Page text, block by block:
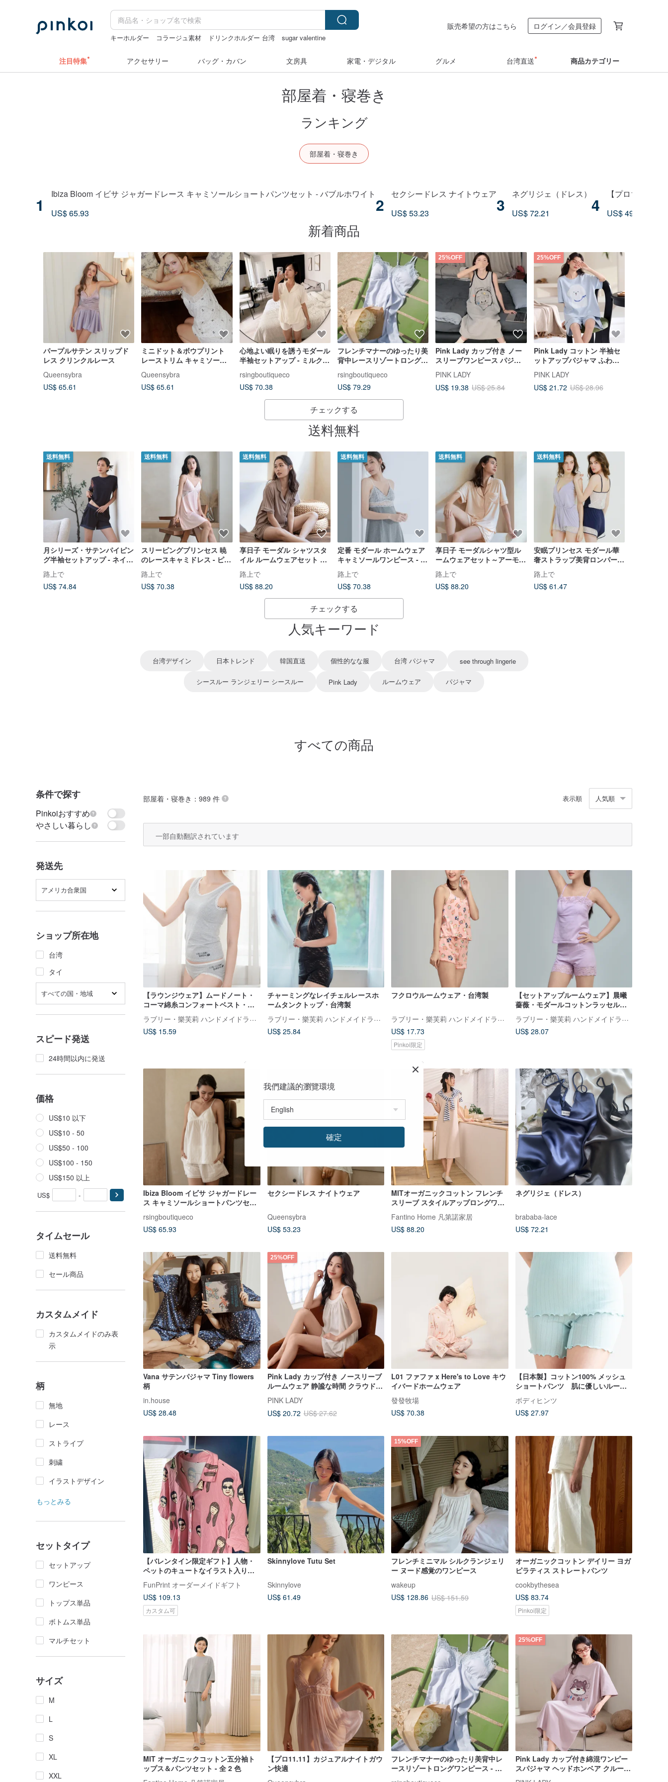
キーホルダー コラージュ素材 ドリンクホルダー 台湾
sugar valentine
販売希望の方はこちら ログイン／会員登録
注目特集 アクセサリー バッグ・カバン 文房具 家電・デジタル グルメ 台湾直送 商品カテゴリー
部屋着・寝巻き
ランキング
部屋着・寝巻き
1
Ibiza Bloom イビサ ジャガードレース キャミソールショートパンツセット - バブルホワイト
US$ 65.93
2
セクシードレス ナイトウェア
US$ 53.23
3
ネグリジェ（ドレス）
US$ 72.21
4
【プロ11.11】
US$ 49.11
新着商品
パープルサテン スリップド
レス クリンクルレース
Queensybra
US$ 65.61
ミニドット＆ボウプリント
レーストリム キャミソール
＆ショートパンツ
Queensybra
US$ 65.61
心地よい眠りを誘うモダール
半袖セットアップ - ミルクホ
ワイト
rsingboutiqueco
US$ 70.38
フレンチマナーのゆったり美
背中レースリゾートロングワ
ンピース - モネの庭園 朝霧
ブルー
rsingboutiqueco
US$ 79.29
25%OFF
Pink Lady カップ付き ノー
スリーブワンピース パジャ
マ 花輪子猫柄 春夏 レディー
ス ルームウェア
PINK LADY
US$ 19.38 US$ 25.84
25%OFF
Pink Lady コットン 半袖セ
ットアップパジャマ ふわふ
わ子犬 2 ピースパジャマ 春
夏ルームウェア
PINK LADY
US$ 21.72 US$ 28.96
チェックする
送料無料
送料無料
月シリーズ・サテンパイピン
グ半袖セットアップ - ネイビ
ー
路上で
US$ 74.84
送料無料
スリーピングプリンセス 暁
のレースキャミドレス - ピン
ク
路上で
US$ 70.38
送料無料
享日子 モーダル シャツスタ
イル ルームウェアセット ～
モカココア-コーヒー
路上で
US$ 88.20
送料無料
定番 モダール ホームウェア
キャミソールワンピース - グ
レー
路上で
US$ 70.38
送料無料
享日子 モーダルシャツ型ル
ームウェアセット～アーモン
ドミルクティー - キャメル
路上で
US$ 88.20
送料無料
安眠プリンセス モダール華
奢ストラップ美背ロンパース
- パープル
路上で
US$ 61.47
チェックする
人気キーワード
台湾デザイン 日本トレンド 韓国直送 個性的なな服 台湾 パジャマ see through lingerie
シースルー ランジェリー シースルー Pink Lady ルームウェア パジャマ
すべての商品
条件で探す
Pinkoiおすすめ
やさしい暮らし
発送先
アメリカ合衆国
ショップ所在地
台湾
タイ
すべての国・地域
スピード発送
24時間以内に発送
価格
US$10 以下
US$10 - 50
US$50 - 100
US$100 - 150
US$150 以上
US$ -
タイムセール
送料無料
セール商品
カスタムメイド
カスタムメイドのみ表
示
柄
無地
レース
ストライプ
刺繍
イラストデザイン
もっとみる
セットタイプ
セットアップ
ワンピース
トップス単品
ボトムス単品
マルチセット
サイズ
M
L
S
XL
XXL
部屋着・寝巻き ：989 件 表示順 人気順
一部自動翻訳されています
【ラウンジウェア】ムードノート・
コーマ綿糸コンフォートベスト・台
湾製
ラブリー・樂芙莉 ハンドメイドランジェリー
US$ 15.59
チャーミングなレイチェルレースホ
ームタンクトップ・台湾製
ラブリー・樂芙莉 ハンドメイドランジェリー
US$ 25.84
フクロウルームウェア・台湾製
ラブリー・樂芙莉 ハンドメイドランジェリー
US$ 17.73
Pinkoi限定
【セットアップルームウェア】晨曦
薔薇・モダールコットンラッセルレ
ース快適キャミソール・台湾製
ラブリー・樂芙莉 ハンドメイドランジェリー
US$ 28.07
Ibiza Bloom イビサ ジャガードレー
ス キャミソールショートパンツセッ
ト - バブルホワイト
rsingboutiqueco
US$ 65.93
セクシードレス ナイトウェア
Queensybra
US$ 53.23
MITオーガニックコットン フレンチ
スリーブ スタイルアップロングワン
ピース - 全3色
Fantino Home 凡第諾家居
US$ 88.20
ネグリジェ（ドレス）
brababa-lace
US$ 72.21
Vana サテンパジャマ Tiny flowers
柄
in.house
US$ 28.48
25%OFF
Pink Lady カップ付き ノースリーブ
ルームウェア 静謐な時間 クラウドコ
ットン 春夏
PINK LADY
US$ 20.72 US$ 27.62
L01 ファファ x Here's to Love キウ
イバードホームウェア
發發牧場
US$ 70.38
【日本製】コットン100% メッシュ
ショートパンツ 肌に優しいルーム
ウェア パジャマ セットアップ
夏日居家穿搭
ボディヒンツ
US$ 27.97
【バレンタイン限定ギフト】人物・
ペットのキュートなイラスト入りパ
FunPrint オーダーメイドギフト
US$ 109.13
カスタム可
Skinnylove Tutu Set
Skinnylove
US$ 61.49
15%OFF
フレンチミニマル シルクランジェリ
ー ヌード感覚のワンピース
wakeup
US$ 128.86 US$ 151.59
オーガニックコットン デイリー ヨガ
ピラティス ストレートパンツ
cookbythesea
US$ 83.74
Pinkoi限定
MIT オーガニックコットン五分袖ト
ップス＆パンツセット - 全 2 色
【プロ11.11】カジュアルナイトガウ
ン快適
フレンチマナーのゆったり美背中レ
ースリゾートロングワンピース - モ
ネの庭園 朝霧ブルー
25%OFF
Pink Lady カップ付き綿混ワンピー
スパジャマ ヘッドホンベア クルーネ
ック半袖ルームウェア レディース
我們建議的瀏覽環境
確定